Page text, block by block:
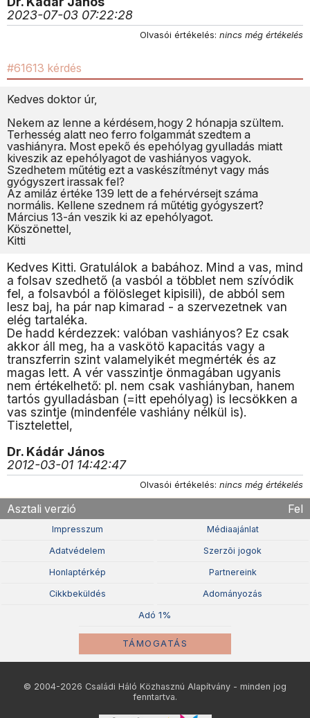
2023-07-03 07:22:28
Olvasói értékelés: nincs még értékelés
#61613 kérdés
Kedves doktor úr,
Nekem az lenne a kérdésem,hogy 2 hónapja szültem.
Terhesség alatt neo ferro folgammát szedtem a
vashiányra. Most epekő és epehólyag gyulladás miatt
kiveszik az epehólyagot de vashiányos vagyok.
Szedhetem műtétig ezt a vaskészítményt vagy más
gyógyszert irassak fel?
Az amiláz értéke 139 lett de a fehérvérsejt száma
normális. Kellene szednem rá műtétig gyógyszert?
Március 13-án veszik ki az epehólyagot.
Köszönettel,
Kitti
Kedves Kitti. Gratulálok a babához. Mind a vas, mind
a folsav szedhető (a vasból a többlet nem szívódik
fel, a folsavból a fölösleget kipisili), de abból sem
lesz baj, ha pár nap kimarad - a szervezetnek van
elég tartaléka.
De hadd kérdezzek: valóban vashiányos? Ez csak
akkor áll meg, ha a vaskötö kapacitás vagy a
transzferrin szint valamelyikét megmérték és az
magas lett. A vér vasszintje önmagában ugyanis
nem értékelhető: pl. nem csak vashiányban, hanem
tartós gyulladásban (=itt epehólyag) is lecsökken a
vas szintje (mindenféle vashiány nélkül is).
Tisztelettel,
Dr. Kádár János
2012-03-01 14:42:47
Olvasói értékelés: nincs még értékelés
Asztali verzió Fel
Impresszum Médiaajánlat
Adatvédelem Szerzõi jogok
Honlaptérkép Partnereink
Cikkbeküldés Adományozás
Adó 1%
TÁMOGATÁS
© 2004-2026 Családi Háló Közhasznú Alapítvány - minden jog
fenntartva.